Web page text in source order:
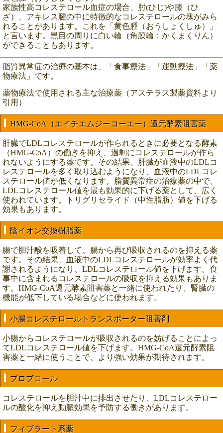
家族性高コレステロール血症の場合、肘(ひじ)や膝（ひ
ざ）、アキレス腱の中に特徴的なコレステロールの塊がみら
れることがあります。これを「黄色腫（おうしょくしゅ）」
と言います。黒目の周りに白い輪（角膜輪：かくまくりん）
ができることもあります。
脂質異常症の治療の基本は、「食事療法」「運動療法」「薬
物療法」です。
薬物療法で使用される主な治療薬（アステラス製薬資料より
引用）
HMG-CoA（エイチエムジーコーエー）還元酵素阻害薬
肝臓でLDLコレステロールが作られるときに必要となる酵素
（HMG-CoA）の働きを抑え、過剰にコレステロールが作ら
れないようにする薬です。その結果、肝臓が血液中のLDLコ
レステロールを多く取り込むようになり、血液中のLDLコレ
ステロール値が低くなります。脂質異常症の治療薬の中で、
LDLコレステロール値を最も効果的に下げる薬として、広く
使われています。トリグリセライド（中性脂肪）値を下げる
効果もあります。
陰イオン交換樹脂薬
腸で胆汁酸を吸着して、腸から再び吸収されるのを抑える薬
です。その結果、血液中のLDLコレステロールが効率よく代
謝されるようになり、LDLコレステロール値を下げます。食
事中に含まれるコレステロールの吸収を抑える効果もありま
す。HMG-CoA還元酵素阻害薬と一緒に使われたり、腎臓の
機能が低下している場合などに使われます。
小腸コレステロールトランスポーター阻害剤
小腸からコレステロールが吸収されるのを妨げることによっ
てLDLコレステロール値を下げます。HMG-CoA還元酵素阻
害薬と一緒に使うことで、より強い効果が期待されます。
プロブコール
コレステロールを胆汁中に排出させたり、LDLコレステロー
ルの酸化を抑え動脈効果を予防する働きがあります。
フィブラート系薬